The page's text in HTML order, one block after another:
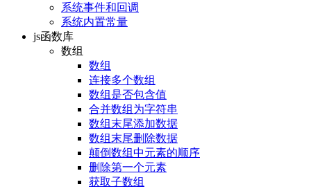
系统事件和回调
系统内置常量
js函数库
数组
数组
连接多个数组
数组是否包含值
合并数组为字符串
数组末尾添加数据
数组末尾删除数据
颠倒数组中元素的顺序
删除第一个元素
获取子数组